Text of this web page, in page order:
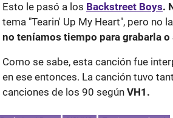
Esto le pasó a los Backstreet Boys.
tema "Tearin' Up My Heart", pero no
no teníamos tiempo para grabarla
Como se sabe, esta canción fue
en ese entonces. La canción tuvo
canciones de los 90 según VH1.